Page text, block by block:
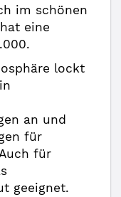
im schönen
eine
lockt
an und
für
für
geeignet.